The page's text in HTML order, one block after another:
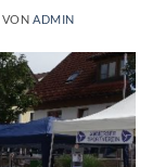
VONADMIN